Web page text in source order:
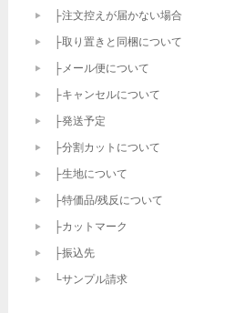
├注文控えが届かない場合
├取り置きと同梱について
├メール便について
├キャンセルについて
├発送予定
├分割カットについて
├生地について
├特価品/残反について
├カットマーク
├振込先
└サンプル請求